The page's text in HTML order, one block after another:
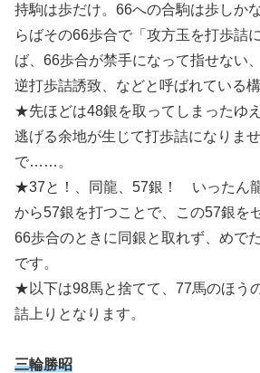
持駒は歩だけ。66への合駒は歩しか
らばその66歩合で「攻方玉を打歩詰
ば、66歩合が禁手になって指せない
逆打歩詰誘致、などと呼ばれている構
★先ほどは48銀を取ってしまったゆ
逃げる余地が生じて打歩詰になりま
で……。
★37と！、同龍、57銀！ いったん
から57銀を打つことで、この57銀を
66歩合のときに同銀と取れず、めで
です。
★以下は98馬と捨てて、77馬のほう
詰上りとなります。
三輪勝昭